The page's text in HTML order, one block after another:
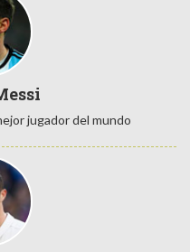
jugador del mundo